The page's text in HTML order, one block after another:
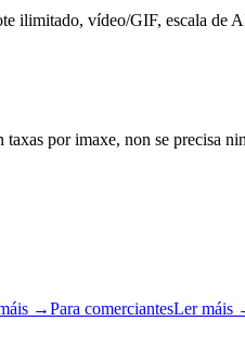
vídeo/GIF, escala de
por imaxe, non se precisa
→Para comerciantesLer máis